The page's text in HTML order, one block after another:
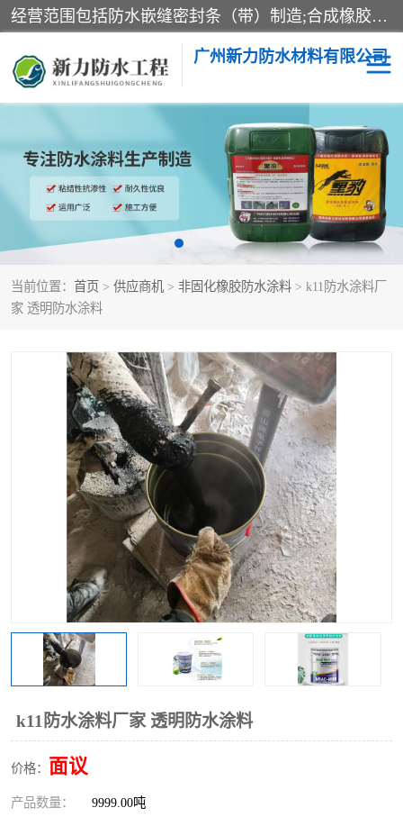
经营范围包括防水嵌缝密封条（带）制造;合成橡胶制造（监控化学品、危险化学品除外）;沥青混合物制造;防水胶粘带制造;其他合成材料制造（监控化学品、危险化学品除外）;涂料制造（监控化学品、危险化学品除外）;建筑结构防水补漏;防水建筑材料制造;粘合剂制造（监控化学品、危险化学品除外）;涂料零售;广州新力防水材料有限公司具有1处分支机构。
广州新力防水材料有限公司
当前位置： 首页 > 供应商机 > 非固化橡胶防水涂料 > k11防水涂料厂
家 透明防水涂料
k11防水涂料厂家 透明防水涂料
价格： 面议
产品数量： 9999.00吨
黑豹防水胶 建筑108胶水
乳化沥青防水涂料 自粘卷材
非固化橡胶防水涂料